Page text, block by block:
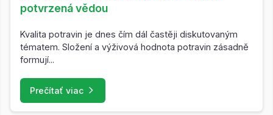
potvrzená vědou
Kvalita potravin je dnes čím dál častěji diskutovaným
tématem. Složení a výživová hodnota potravin zásadně
formují...
Prečítať viac